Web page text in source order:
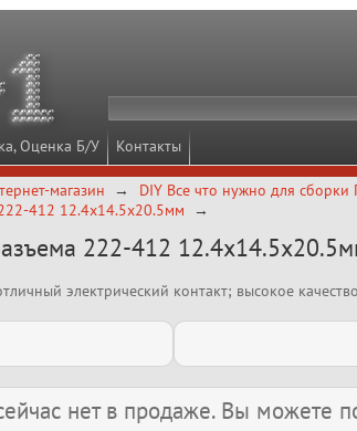
Оценка Б/У Контакты
магазин DIY Все что нужно для сборки
412 12.4х14.5х20.5мм
222-412
электрический контакт; высокое
нет в продаже. Вы можете